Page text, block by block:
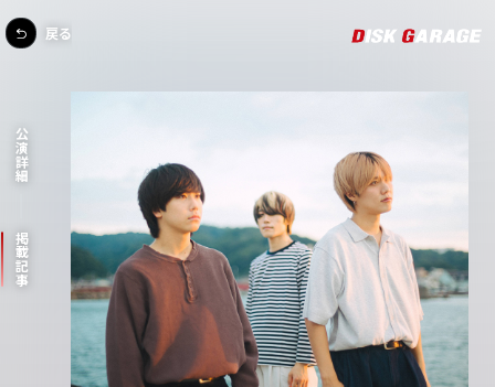
公演詳細
掲載記事
戻る